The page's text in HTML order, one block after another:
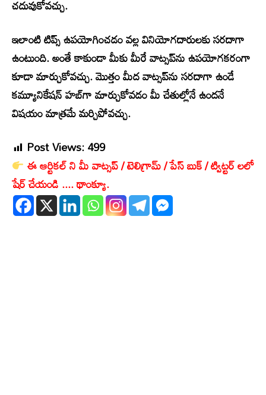
చదువుకోవచ్చు.
ఇలాంటి టిప్స్ ఉపయోగించడం వల్ల వినియోగదారులకు సరదాగా
ఉంటుంది. అంతే కాకుండా మీకు మీరే వాట్సప్‌ను ఉపయోగకరంగా
కూడా మార్చుకోవచ్చు. మొత్తం మీద వాట్సప్‌ను సరదాగా ఉండే
కమ్యూనికేషన్ హబ్‌గా మార్చుకోవడం మీ చేతుల్లోనే ఉందనే
విషయం మాత్రమే మర్చిపోవచ్చు.
Post Views:499
ఈ ఆర్టికల్ ని మీ వాట్సప్ / టెలిగ్రామ్ / పేస్ బుక్ / ట్విట్టర్ లలో
షేర్ చేయండి .... థాంక్యూ.